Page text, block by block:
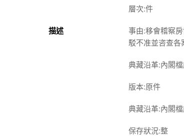
層次:件
描述
事由:移會稽察
駁不准並咨查
典藏沿革:內閣
版本:原件
典藏沿革:內閣
保存狀況:整